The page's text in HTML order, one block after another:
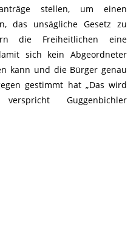
stellen, um einen
das unsägliche Gesetz zu
die Freiheitlichen eine
sich kein Abgeordneter
kann und die Bürger genau
gestimmt hat „Das wird
Guggenbichler